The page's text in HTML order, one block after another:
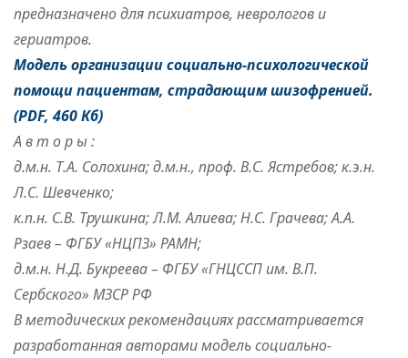
предназначено для психиатров, неврологов и
гериатров.
Модель организации социально-психологической
помощи пациентам, страдающим шизофренией.
(PDF, 460 Кб)
А в т о р ы :
д.м.н. Т.А. Солохина; д.м.н., проф. В.С. Ястребов; к.э.н.
Л.С. Шевченко;
к.п.н. С.В. Трушкина; Л.М. Алиева; Н.С. Грачева; А.А.
Рзаев – ФГБУ «НЦПЗ» РАМН;
д.м.н. Н.Д. Букреева – ФГБУ «ГНЦССП им. В.П.
Сербского» МЗСР РФ
В методических рекомендациях рассматривается
разработанная авторами модель социально-